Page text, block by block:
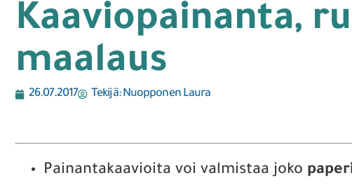
Kaaviopainanta,
maalaus
26.07.2017 Tekijä:Nuopponen Laura
Painantakaavioita voi valmistaa joko